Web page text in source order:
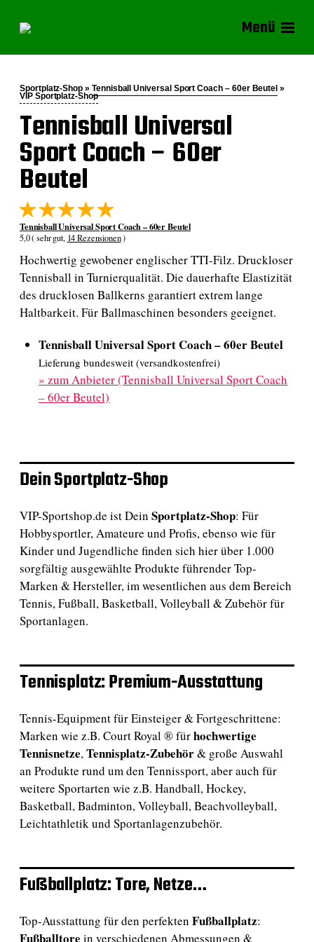
Menü
Sportplatz-Shop » Tennisball Universal Sport Coach – 60er Beutel »
VIP Sportplatz-Shop
Tennisball Universal
Sport Coach – 60er
Beutel
Tennisball Universal Sport Coach – 60er Beutel
5,0 ( sehr gut, 14 Rezensionen)
Hochwertig gewobener englischer TTI-Filz. Druckloser
Tennisball in Turnierqualität. Die dauerhafte Elastizität
des drucklosen Ballkerns garantiert extrem lange
Haltbarkeit. Für Ballmaschinen besonders geeignet.
Tennisball Universal Sport Coach – 60er Beutel
Lieferung bundesweit (versandkostenfrei)
»zum Anbieter (Tennisball Universal Sport Coach
– 60er Beutel)
Dein Sportplatz-Shop
VIP-Sportshop.de ist Dein Sportplatz-Shop: Für
Hobbysportler, Amateure und Profis, ebenso wie für
Kinder und Jugendliche finden sich hier über 1.000
sorgfältig ausgewählte Produkte führender Top-
Marken & Hersteller, im wesentlichen aus dem Bereich
Tennis, Fußball, Basketball, Volleyball & Zubehör für
Sportanlagen.
Tennisplatz: Premium-Ausstattung
Tennis-Equipment für Einsteiger & Fortgeschrittene:
Marken wie z.B. Court Royal ® fürhochwertige
Tennisnetze,Tennisplatz-Zubehör& große Auswahl
an Produkte rund um den Tennissport, aber auch für
weitere Sportarten wie z.B. Handball, Hockey,
Basketball, Badminton, Volleyball, Beachvolleyball,
Leichtathletik und Sportanlagenzubehör.
Fußballplatz: Tore, Netze…
Top-Ausstattung für den perfekten Fußballplatz:
Fußballtore in verschiedenen Abmessungen &